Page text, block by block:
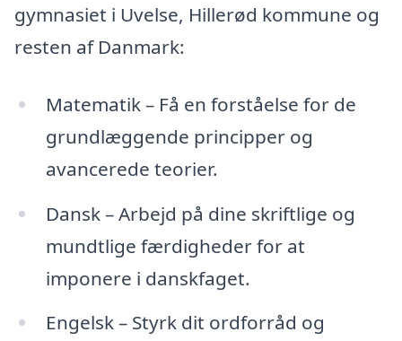
gymnasiet i Uvelse, Hillerød kommune og
resten af Danmark:
Matematik – Få en forståelse for de
grundlæggende principper og
avancerede teorier.
Dansk – Arbejd på dine skriftlige og
mundtlige færdigheder for at
imponere i danskfaget.
Engelsk – Styrk dit ordforråd og